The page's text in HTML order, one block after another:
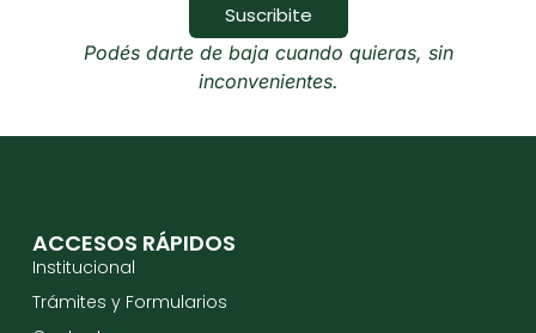
Suscribite
Podés darte de baja cuando quieras, sin
inconvenientes.
ACCESOS RÁPIDOS
Institucional
Trámites y Formularios